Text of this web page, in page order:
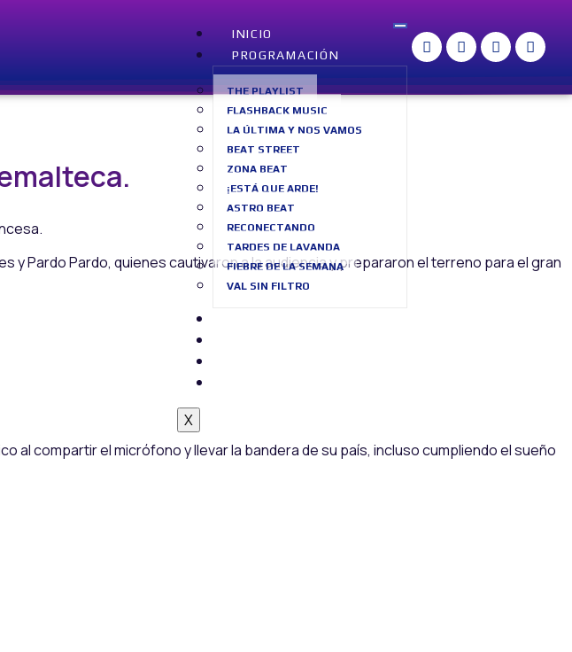
INICIO
PROGRAMACIÓN
THE PLAYLIST
FLASHBACK MUSIC
LA ÚLTIMA Y NOS VAMOS
BEAT STREET
ZONA BEAT
¡ESTÁ QUE ARDE!
ASTRO BEAT
RECONECTANDO
TARDES DE LAVANDA
FIEBRE DE LA SEMANA
VAL SIN FILTRO
X
Pardo Pardo, quienes cautivaron a la audiencia y prepararon el terreno para el gran
al compartir el micrófono y llevar la bandera de su país, incluso cumpliendo el sueño